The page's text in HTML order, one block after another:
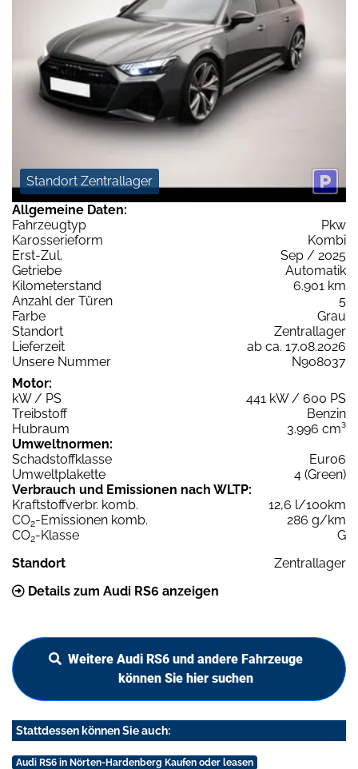
Standort Zentrallager
Allgemeine Daten:
Fahrzeugtyp
Pkw
Karosserieform
Kombi
Erst-Zul.
Sep / 2025
Getriebe
Automatik
Kilometerstand
6.901 km
Anzahl der Türen
5
Farbe
Grau
Standort
Zentrallager
Lieferzeit
ab ca. 17.08.2026
Unsere Nummer
N908037
Motor:
kW / PS
441 kW / 600 PS
Treibstoff
Benzin
Hubraum
3.996 cm³
Umweltnormen:
Schadstoffklasse
Euro6
Umweltplakette
4 (Green)
Verbrauch und Emissionen nach WLTP:
Kraftstoffverbr. komb.
12,6 l/100km
CO2-Emissionen komb.
286 g/km
CO2-Klasse
G
Standort
Zentrallager
Details zum Audi RS6 anzeigen
Weitere Audi RS6 und andere Fahrzeuge
können Sie hier suchen
Stattdessen können Sie auch:
Audi RS6 in Nörten-Hardenberg Kaufen oder leasen